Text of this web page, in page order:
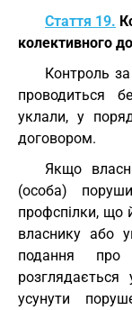
Стаття 19.
колективного
Контроль
проводиться
уклали, у
договором.
Якщо
(особа)
профспілки, що
власнику або
подання
усунути